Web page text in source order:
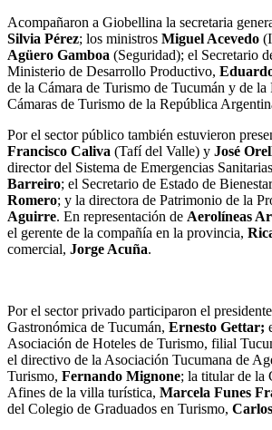
Acompañaron a Giobellina la secretaria
Silvia Pérez; los ministros Miguel Acevedo
Agüero Gamboa (Seguridad); el Secretario
Ministerio de Desarrollo Productivo,
de la Cámara de Turismo de Tucumán y de la
Cámaras de Turismo de la República
Por el sector público también estuvieron
Francisco Caliva (Tafí del Valle) y José
director del Sistema de Emergencias
Barreiro; el Secretario de Estado de
Romero; y la directora de Patrimonio de la
Aguirre. En representación de Aerolíneas
el gerente de la compañía en la provincia,
comercial, Jorge Acuña.
Por el sector privado participaron el
Gastronómica de Tucumán, Ernesto Gettar;
Asociación de Hoteles de Turismo, filial
el directivo de la Asociación Tucumana de
Turismo, Fernando Mignone; la titular de la
Afines de la villa turística, Marcela Funes
del Colegio de Graduados en Turismo,